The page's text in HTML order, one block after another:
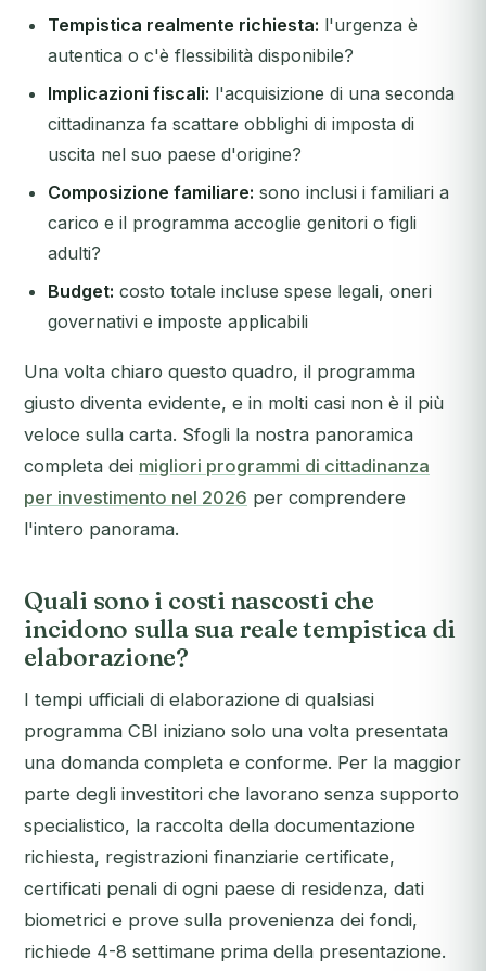
Tempistica realmente richiesta: l'urgenza è
autentica o c'è flessibilità disponibile?
Implicazioni fiscali: l'acquisizione di una seconda
cittadinanza fa scattare obblighi di imposta di
uscita nel suo paese d'origine?
Composizione familiare: sono inclusi i familiari a
carico e il programma accoglie genitori o figli
adulti?
Budget: costo totale incluse spese legali, oneri
governativi e imposte applicabili
Una volta chiaro questo quadro, il programma
giusto diventa evidente, e in molti casi non è il più
veloce sulla carta. Sfogli la nostra panoramica
completa dei migliori programmi di cittadinanza
per investimento nel 2026 per comprendere
l'intero panorama.
Quali sono i costi nascosti che
incidono sulla sua reale tempistica di
elaborazione?
I tempi ufficiali di elaborazione di qualsiasi
programma CBI iniziano solo una volta presentata
una domanda completa e conforme. Per la maggior
parte degli investitori che lavorano senza supporto
specialistico, la raccolta della documentazione
richiesta, registrazioni finanziarie certificate,
certificati penali di ogni paese di residenza, dati
biometrici e prove sulla provenienza dei fondi,
richiede 4-8 settimane prima della presentazione.